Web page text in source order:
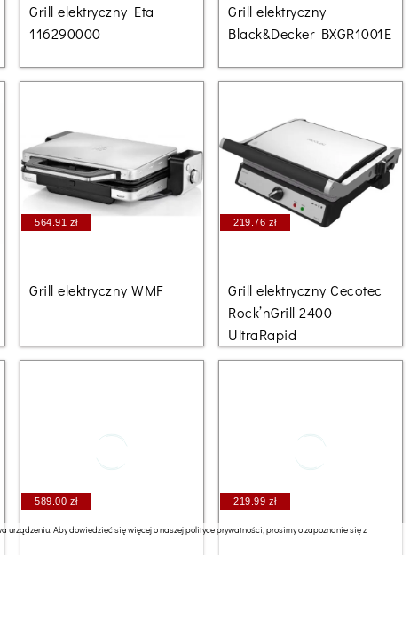
Grill elektryczny Eta
116290000
Grill elektryczny
Black&Decker BXGR1001E
564.91 zł
Grill elektryczny WMF
219.76 zł
Grill elektryczny Cecotec
Rock’nGrill 2400
UltraRapid
589.00 zł 219.99 zł
Aby dowiedzieć się więcej o naszej polityce prywatności, prosimy o zapoznanie się z